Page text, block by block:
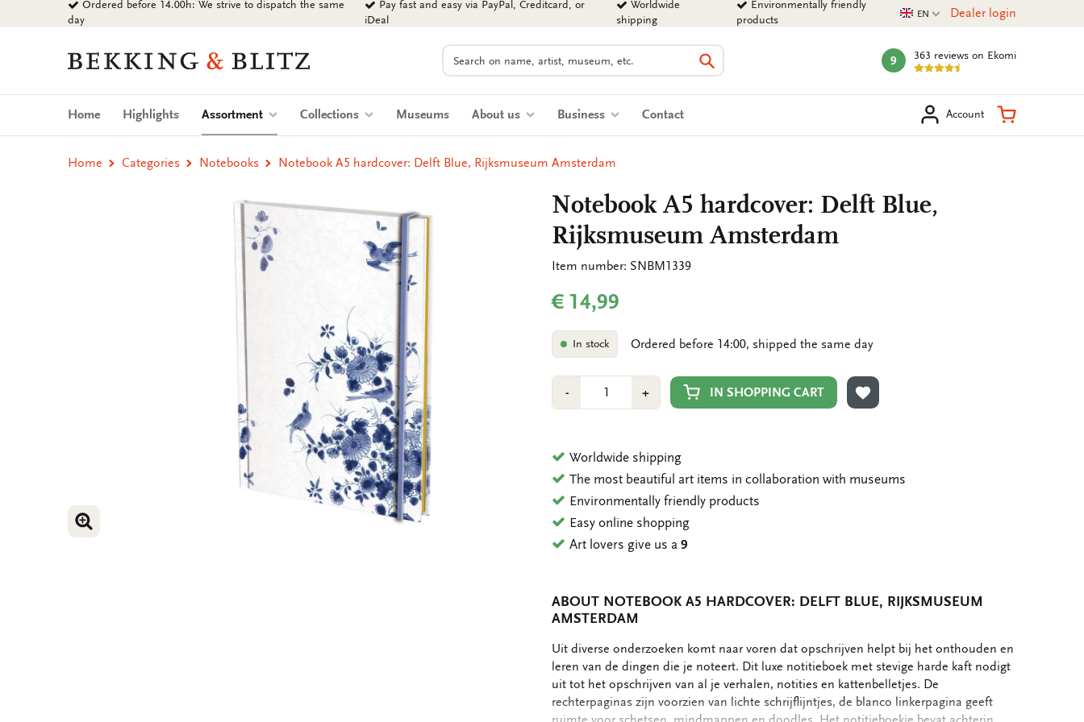
to
Ordered before 14.00h: We strive to dispatch the same
day
Pay fast and easy via PayPal, Creditcard, or
iDeal
Worldwide
shipping
Environmentally friendly
products
Current language
EN Dealer login
Bekking
Blitz
Uitgevers
Search
Search
mark:
9 363 reviews on Ekomi
Home Highlights Assortment (current)Collections Museums About us Business Contact Account Shopping
Home Categories Notebooks Notebook A5 hardcover: Delft Blue, Rijksmuseum Amsterdam
ENLARGE IMAGE
Notebook A5 hardcover: Delft Blue,
Rijksmuseum Amsterdam
Item number: SNBM1339
€ 14,99
In stock Ordered before 14:00, shipped the same day
-Min
1
+Plus
1
IN SHOPPING CART
ADD TO WISHLIST
Worldwide shipping
The most beautiful art items in collaboration with museums
Environmentally friendly products
Easy online shopping
Art lovers give us a9
ABOUT NOTEBOOK A5 HARDCOVER: DELFT BLUE, RIJKSMUSEUM
AMSTERDAM
OMSCHRIJVING
Uit diverse onderzoeken komt naar voren dat opschrijven helpt bij het onthouden en
leren van de dingen die je noteert. Dit luxe notitieboek met stevige harde kaft nodigt
uit tot het opschrijven van al je verhalen, notities en kattenbelletjes. De
rechterpaginas zijn voorzien van lichte schrijflijntjes, de blanco linkerpagina geeft